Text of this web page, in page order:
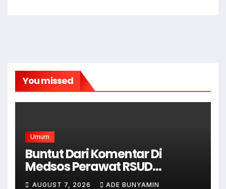
You missed
Umum
Buntut Dari Komentar Di
Medsos Perawat RSUD
Cicalengka Di Non Aktifkan
AUGUST 7, 2026 ADE BUNYAMIN